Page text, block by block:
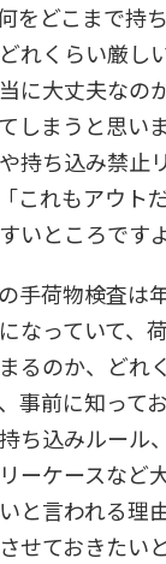
をどこまで持
れくらい厳し
に大丈夫なの
しまうと思い
持ち込み禁止
これもアウト
いところですよ
手荷物検査は
なっていて、
るのか、どれ
事前に知って
ち込みルール
ーケースなど
と言われる理
せておきたい